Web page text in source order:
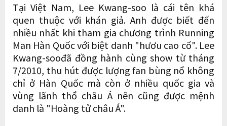
Tại Việt Nam, Lee Kwang-soo là cái tên khá
quen thuộc với khán giả. Anh được biết đến
nhiều nhất khi tham gia chương trình Running
Man Hàn Quốc với biệt danh "hươu cao cổ". Lee
Kwang-soođã đồng hành cùng show từ tháng
7/2010, thu hút được lượng fan bùng nổ không
chỉ ở Hàn Quốc mà còn ở nhiều quốc gia và
vùng lãnh thổ châu Á nên cũng được mệnh
danh là "Hoàng tử châu Á".